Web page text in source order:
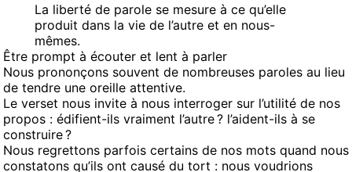
La liberté de parole se mesure à ce qu’elle
produit dans la vie de l’autre et en nous-
mêmes.
Être prompt à écouter et lent à parler
Nous prononçons souvent de nombreuses paroles au lieu
de tendre une oreille attentive.
Le verset nous invite à nous interroger sur l’utilité de nos
propos : édifient-ils vraiment l’autre ? l’aident-ils à se
construire ?
Nous regrettons parfois certains de nos mots quand nous
constatons qu’ils ont causé du tort : nous voudrions